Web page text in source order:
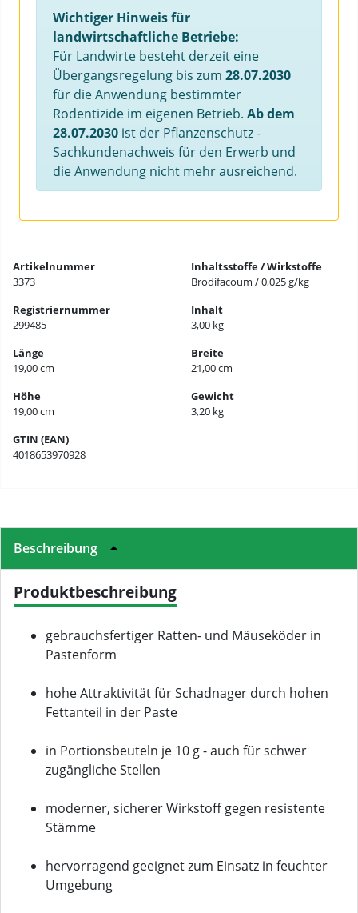
Wichtiger Hinweis für
landwirtschaftliche Betriebe:
Für Landwirte besteht derzeit eine
Übergangsregelung bis zum 28.07.2030
für die Anwendung bestimmter
Rodentizide im eigenen Betrieb. Ab dem
28.07.2030 ist der Pflanzenschutz -
Sachkundenachweis für den Erwerb und
die Anwendung nicht mehr ausreichend.
Artikelnummer
3373
Inhaltsstoffe / Wirkstoffe
Brodifacoum / 0,025 g/kg
Registriernummer
299485
Inhalt
3,00 kg
Länge
19,00 cm
Breite
21,00 cm
Höhe
19,00 cm
Gewicht
3,20 kg
GTIN (EAN)
4018653970928
Beschreibung
Produktbeschreibung
gebrauchsfertiger Ratten- und Mäuseköder in
Pastenform
hohe Attraktivität für Schadnager durch hohen
Fettanteil in der Paste
in Portionsbeuteln je 10 g - auch für schwer
zugängliche Stellen
moderner, sicherer Wirkstoff gegen resistente
Stämme
hervorragend geeignet zum Einsatz in feuchter
Umgebung